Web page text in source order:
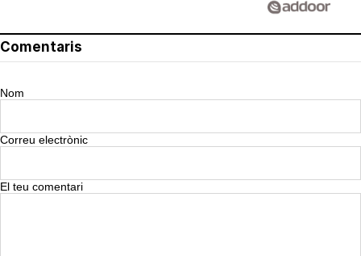
Comentaris
Nom
Correu electrònic
El teu comentari